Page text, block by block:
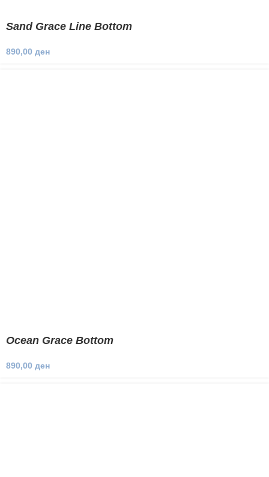
Sand Grace Line Bottom
890,00 ден
Ocean Grace Bottom
890,00 ден